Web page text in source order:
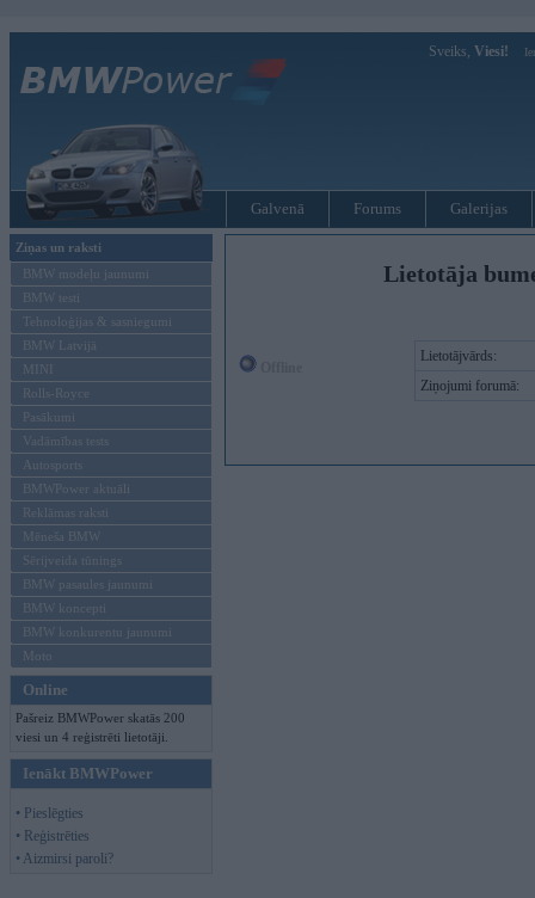
Sveiks, Viesi!
Galvenā Forums Galerijas
Ziņas un raksti
BMW modeļu jaunumi
BMW testi
Tehnoloģijas & sasniegumi
BMW Latvijā
MINI
Rolls-Royce
Pasākumi
Vadāmības tests
Autosports
BMWPower aktuāli
Reklāmas raksti
Mēneša BMW
Sērijveida tūnings
BMW pasaules jaunumi
BMW koncepti
BMW konkurentu jaunumi
Moto
Online
Pašreiz BMWPower skatās 200
viesi un 4 reģistrēti lietotāji.
Ienākt BMWPower
• Pieslēgties
• Reģistrēties
• Aizmirsi paroli?
Lietotāja
Lietotājvārds:
Ziņojumi forumā: